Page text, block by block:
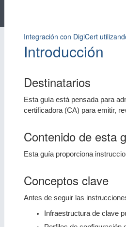
Integración con DigiCert
Introducción
Destinatarios
Esta guía está pensada para
certificadora (CA) para emitir,
Contenido de esta
Esta guía proporciona
Conceptos clave
Antes de seguir las
Infraestructura de clave